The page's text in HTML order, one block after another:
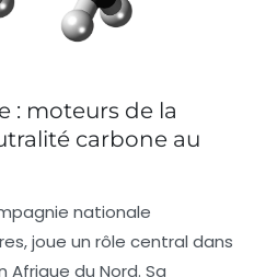
: moteurs de la
carbone au
nationale
joue un rôle central dans
du Nord. Sa